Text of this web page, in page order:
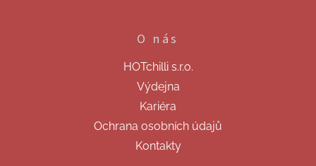
O nás
HOTchilli s.r.o.
Výdejna
Kariéra
Ochrana osobních údajů
Kontakty